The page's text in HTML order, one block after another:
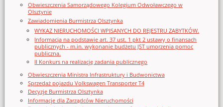
Obwieszczenia Samorządowego Kolegium Odwoławczego w
Olsztynie
Zawiadomienia Burmistrza Olsztynka
WYKAZ NIERUCHOMOŚCI WPISANYCH DO REJESTRU ZABYTKÓW.
Informacja na podstawie art. 37 ust. 1 pkt 2 ustawy o finansach
publicznych - m.in. wykonanie budżetu JST umorzenia pomoc
publiczna.
II Konkurs na realizację zadania publicznego
Obwieszczenia Ministra Infrastruktury i Budwonictwa
Sprzedaż pojazdu Volkswagen Transporter T4
Decyzje Burmistrza Olsztynka
Informacje dla Zarządców Nieruchomości